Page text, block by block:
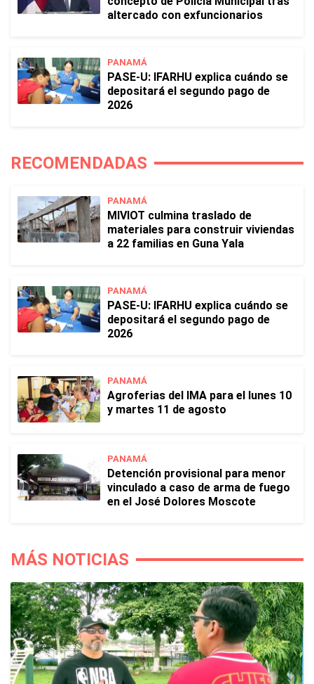
altercado con exfuncionarios
PANAMÁ
PASE-U: IFARHU explica cuándo se
depositará el segundo pago de
2026
RECOMENDADAS
PANAMÁ
MIVIOT culmina traslado de
materiales para construir viviendas
a 22 familias en Guna Yala
PANAMÁ
PASE-U: IFARHU explica cuándo se
depositará el segundo pago de
2026
PANAMÁ
Agroferias del IMA para el lunes 10
y martes 11 de agosto
PANAMÁ
Detención provisional para menor
vinculado a caso de arma de fuego
en el José Dolores Moscote
MÁS NOTICIAS